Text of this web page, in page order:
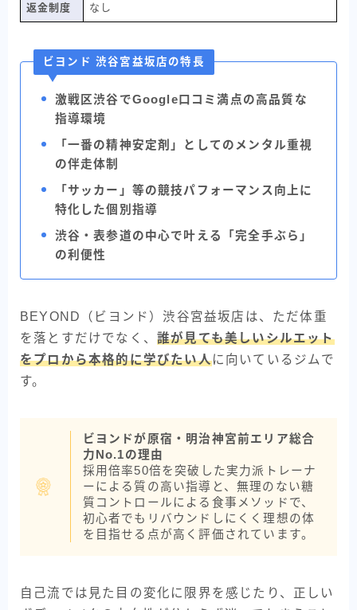
返金制度 なし
ビヨンド 渋谷宮益坂店の特長
激戦区渋谷でGoogle口コミ満点の高品質な
指導環境
「一番の精神安定剤」としてのメンタル重視
の伴走体制
「サッカー」等の競技パフォーマンス向上に
特化した個別指導
渋谷・表参道の中心で叶える「完全手ぶら」
の利便性
BEYOND（ビヨンド）渋谷宮益坂店は、ただ体重
を落とすだけでなく、 誰が見ても美しいシルエット
をプロから本格的に学びたい人に向いているジムで
す。
ビヨンドが原宿・明治神宮前エリア総合
力No.1の理由
採用倍率50倍を突破した実力派トレーナ
ーによる質の高い指導と、無理のない糖
質コントロールによる食事メソッドで、
初心者でもリバウンドしにくく理想の体
を目指せる点が高く評価されています。
自己流では見た目の変化に限界を感じたり、正しい